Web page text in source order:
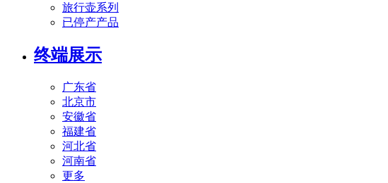
旅行壶系列
已停产产品
终端展示
广东省
北京市
安徽省
福建省
河北省
河南省
更多